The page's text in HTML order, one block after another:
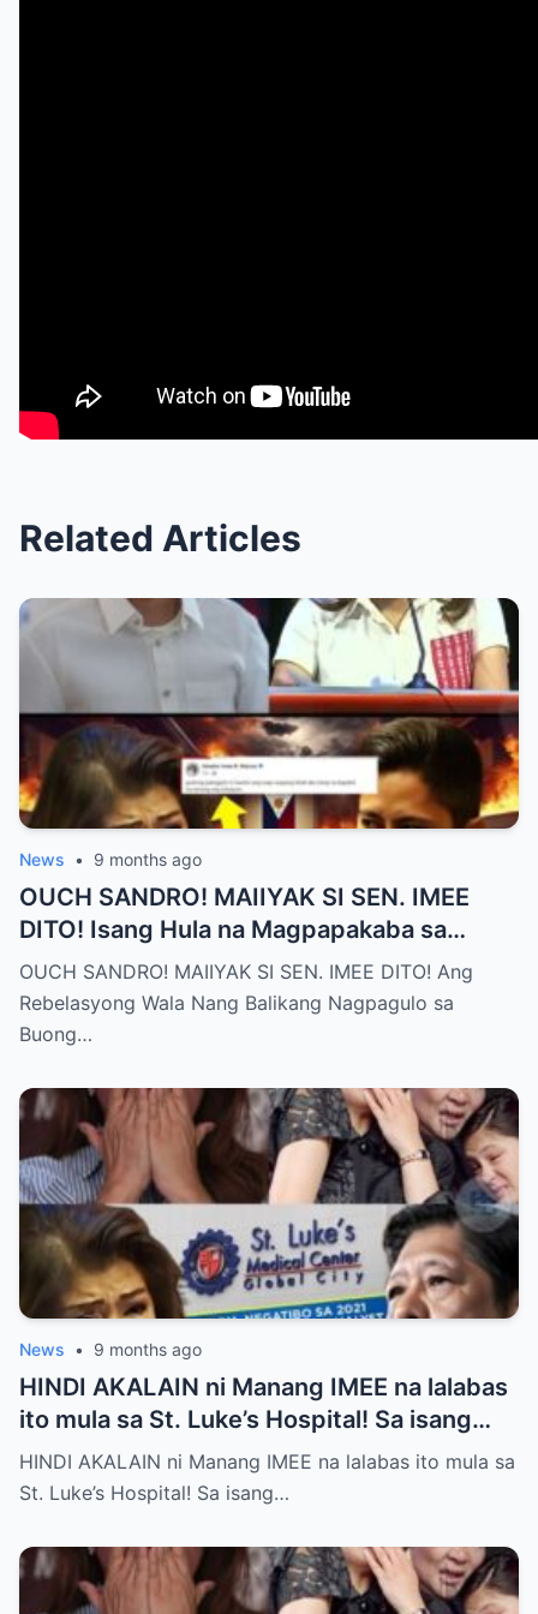
Related Articles
News • 9 months ago
OUCH SANDRO! MAIIYAK SI SEN. IMEE
DITO! Isang Hula na Magpapakaba sa
Buong Bansa! Ano ang matinding nangyari
sa pagitan nila?
OUCH SANDRO! MAIIYAK SI SEN. IMEE DITO! Ang
Rebelasyong Wala Nang Balikang Nagpagulo sa
Buong…
News • 9 months ago
HINDI AKALAIN ni Manang IMEE na lalabas
ito mula sa St. Luke’s Hospital! Sa isang
tahimik at maalinsangang hapon sa
lungsod ng Quezon, si Manang IMEE, isang
komunidad, ay naglakad papasok sa St.
Luke’s Hospital para sa isang ordinaryong
HINDI AKALAIN ni Manang IMEE na lalabas ito mula sa
St. Luke’s Hospital! Sa isang…